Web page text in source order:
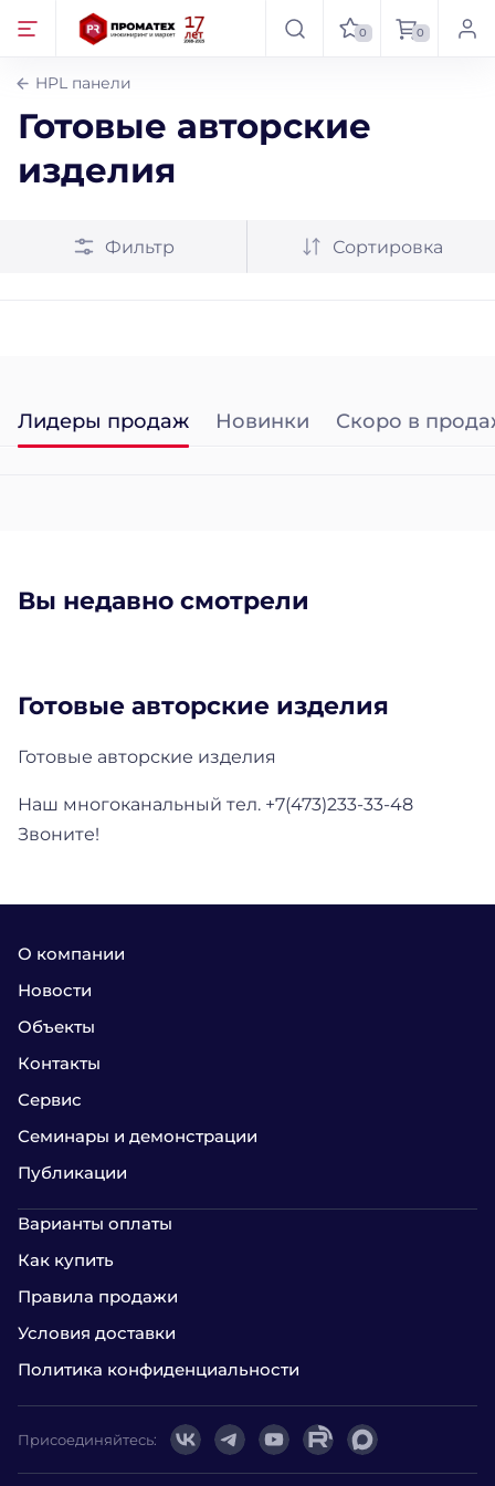
0 0
HPL панели
Готовые авторские
изделия
Фильтр Сортировка
Лидеры продаж Новинки Скоро в
Вы недавно смотрели
Готовые авторские изделия
Готовые авторские изделия
Наш многоканальный тел. +7(473)233-33-48
Звоните!
О компании
Новости
Объекты
Контакты
Сервис
Семинары и демонстрации
Публикации
Варианты оплаты
Как купить
Правила продажи
Условия доставки
Политика конфиденциальности
Присоединяйтесь: